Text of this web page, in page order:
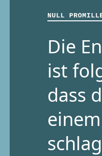
NULL
Die
ist
dass